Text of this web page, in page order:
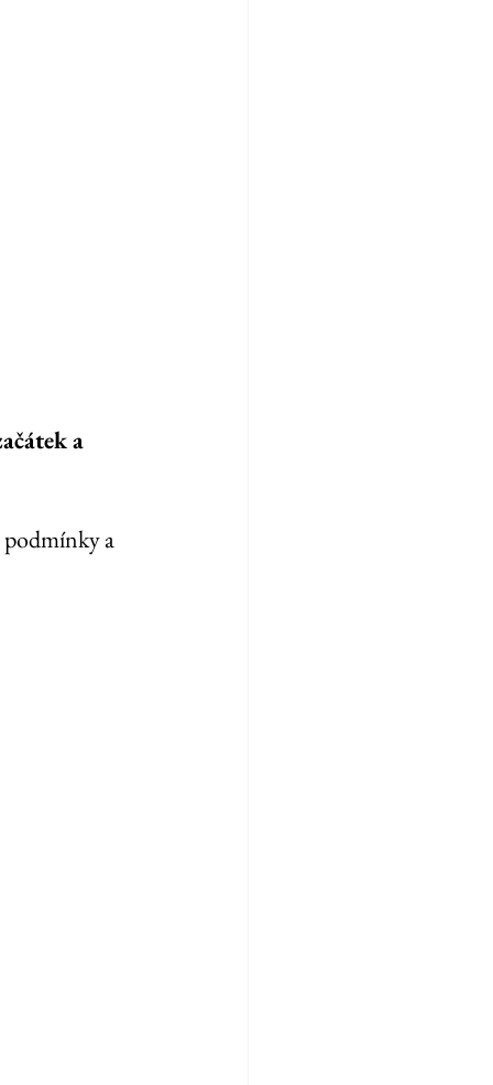
a
a